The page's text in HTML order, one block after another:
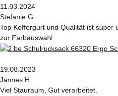
11.03.2024
Stefanie G
Top Koffergurt und Qualität ist super
zur Farbauswahl
19.08.2023
Jannes H
Viel Stauraum, Gut verarbeitet.